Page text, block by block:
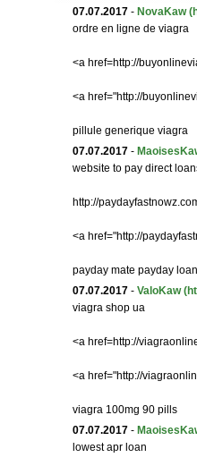
07.07.2017 - NovaKaw
ordre en ligne de viagra
<a href=http://
<a href="http://
pillule generique viagra
07.07.2017 -
website to pay direct
http://
<a href="http://
payday mate payday loan
07.07.2017 - ValoKaw
viagra shop ua
<a href=http://
<a href="http://
viagra 100mg 90 pills
07.07.2017 -
lowest apr loan